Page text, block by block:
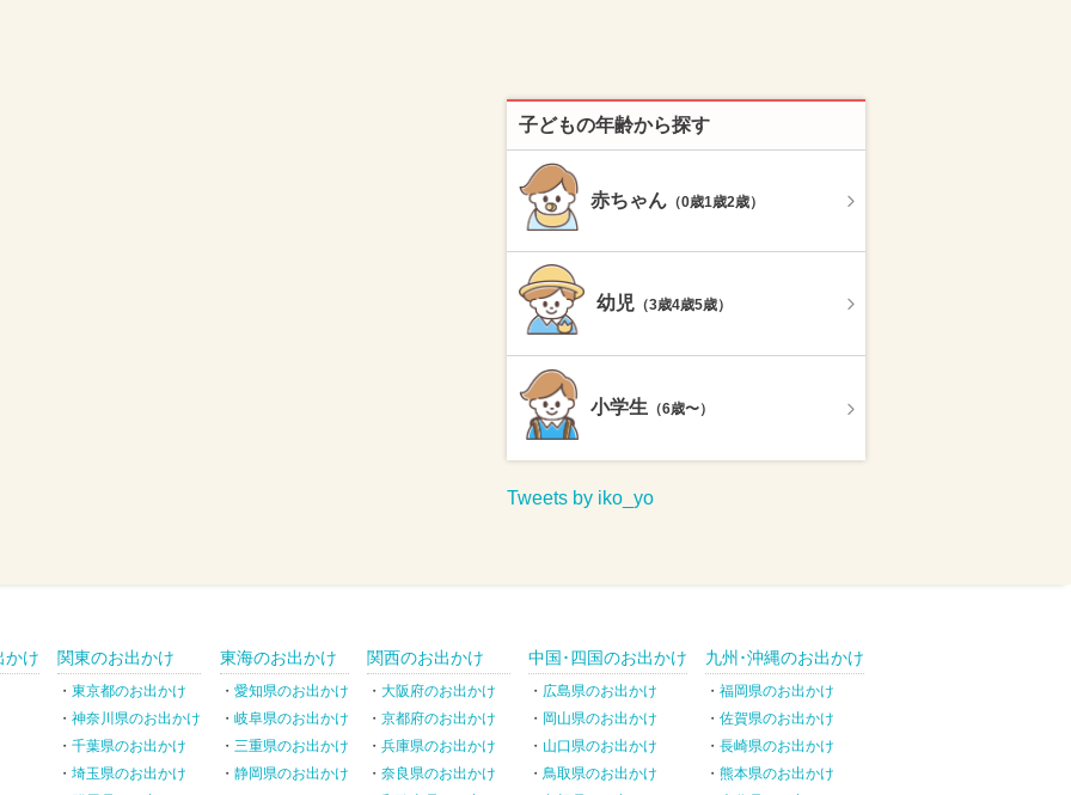
子どもの年齢から探す
赤ちゃん （0歳1歳2歳）
幼児 （3歳4歳5歳）
小学生 （6歳〜）
Tweets by iko_yo
かけ 関東のお出かけ
東京都のお出かけ
神奈川県のお出かけ
千葉県のお出かけ
埼玉県のお出かけ
東海のお出かけ
愛知県のお出かけ
岐阜県のお出かけ
三重県のお出かけ
静岡県のお出かけ
関西のお出かけ
大阪府のお出かけ
京都府のお出かけ
兵庫県のお出かけ
奈良県のお出かけ
中国･四国のお出かけ
広島県のお出かけ
岡山県のお出かけ
山口県のお出かけ
鳥取県のお出かけ
九州･沖縄のお出かけ
福岡県のお出かけ
佐賀県のお出かけ
長崎県のお出かけ
熊本県のお出かけ